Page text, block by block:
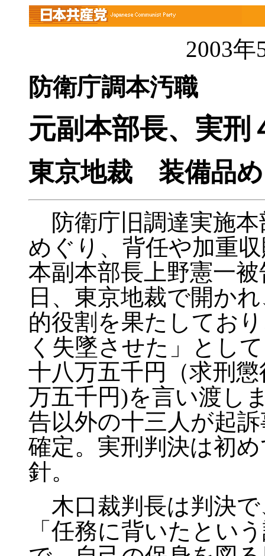
2003
防衛庁調本汚職
元副本部長、実刑
東京地裁 装備品
防衛庁旧調達実施本
めぐり、背任や加重
本副本部長上野憲一
日、東京地裁で開か
的役割を果たしてお
く失墜させた」とし
十八万五千円（求刑
万五千円)を言い渡し
告以外の十三人が起
確定。実刑判決は初
針。
木口裁判長は判決
「任務に背いたとい